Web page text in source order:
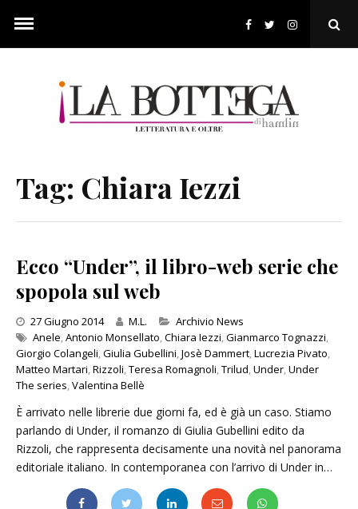
content
Tag: Chiara Iezzi
Ecco “Under”, il libro-web serie che
spopola sul web
27 Giugno 2014 M.L. Categories
Archivio News
Anele,Antonio Monsellato,Chiara Iezzi,Gianmarco Tognazzi,
Giorgio Colangeli,Giulia Gubellini,Josè Dammert,Lucrezia Pivato,
Matteo Martari,Rizzoli,Teresa Romagnoli,Trilud,Under,Under
The series,Valentina Bellè
È arrivato nelle librerie due giorni fa, ed è già un caso. Stiamo
parlando di Under, il romanzo di Giulia Gubellini edito da
Rizzoli, che rappresenta decisamente una novità nel panorama
editoriale italiano. In contemporanea con l’arrivo di Under in…